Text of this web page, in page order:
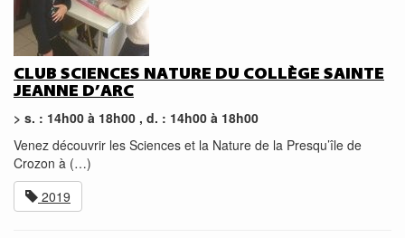
CLUB SCIENCES NATURE DU COLLÈGE SAINTE
JEANNE D’ARC
> s. : 14h00 à 18h00 , d. : 14h00 à 18h00
Venez découvrir les Sciences et la Nature de la Presqu’île de
Crozon à (…)
2019